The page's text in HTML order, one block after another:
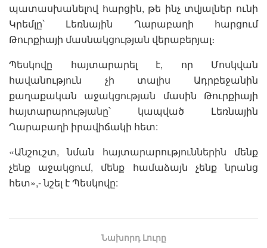
պատասխանելով հարցին, թե ինչ տվյալներ ունի
Կրեմլը՝ Լեռնային Ղարաբաղի հարցում
Թուրքիայի մասնակցության վերաբերյալ։
Պեսկովը հայտարարել է, որ Մոսկվան
հավանություն չի տալիս Ադրբեջանին
քաղաքական աջակցության մասին Թուրքիայի
հայտարարությանը՝ կապված Լեռնային
Ղարաբաղի իրավիճակի հետ:
«Անշուշտ, նման հայտարարություններին մենք
չենք աջակցում, մենք համաձայն չենք նրանց
հետ»,- նշել է Պեսկովը:
Նախորդ Լուրը